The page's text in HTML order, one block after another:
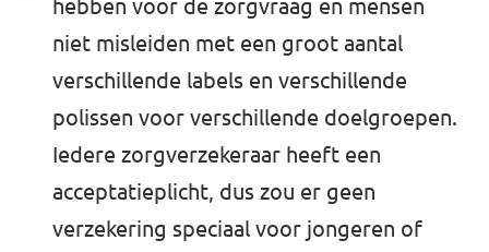
hebben voor de zorgvraag en mensen
niet misleiden met een groot aantal
verschillende labels en verschillende
polissen voor verschillende doelgroepen.
Iedere zorgverzekeraar heeft een
acceptatieplicht, dus zou er geen
verzekering speciaal voor jongeren of